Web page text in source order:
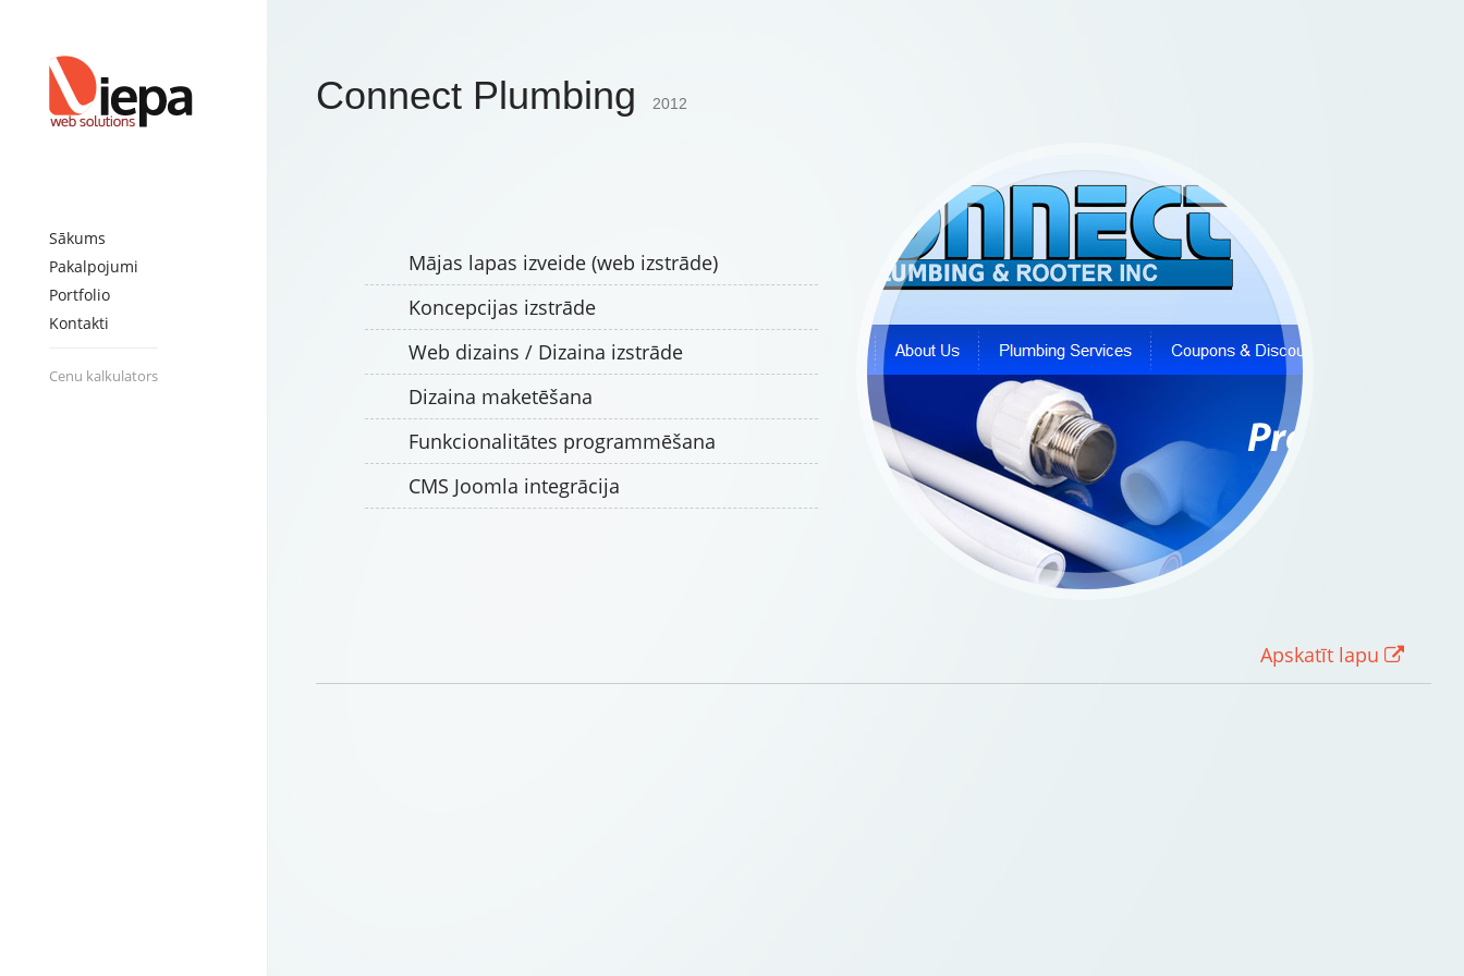
Sākums
Pakalpojumi
Portfolio
Kontakti
Cenu kalkulators
Connect Plumbing 2012
Mājas lapas izveide (web izstrāde)
Koncepcijas izstrāde
Web dizains / Dizaina izstrāde
Dizaina maketēšana
Funkcionalitātes programmēšana
CMS Joomla integrācija
Apskatīt lapu